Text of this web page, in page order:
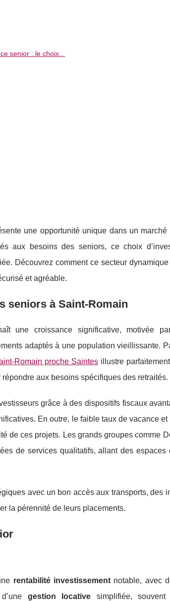
senior : le choix...
une opportunité unique dans un
aux besoins des seniors, ce choix
Découvrez comment ce secteur
et agréable.
seniors à Saint-Romain
une croissance significative, motivée
adaptés à une population vieillissante.
Romain proche Saintesillustre
aux besoins spécifiques des retraités.
grâce à des dispositifs fiscaux
En outre, le faible taux de vacance
de ces projets. Les grands groupes comme
de services qualitatifs, allant des espaces
avec un bon accès aux transports, des
la pérennité de leurs placements.
rentabilité investissement notable, avec
gestion locative simplifiée,